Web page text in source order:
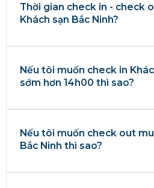
Thời gian check in - check
Khách sạn Bắc Ninh?
Nếu tôi muốn check in
sớm hơn 14h00 thì sao?
Nếu tôi muốn check out
Bắc Ninh thì sao?